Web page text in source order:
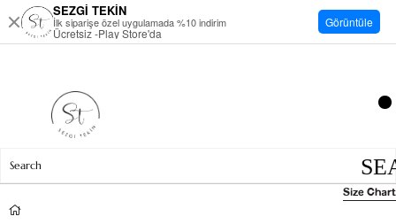
Size Chart
SEZGİ TEKİN
İlk siparişe özel uygulamada %10 indirim
Ücretsiz -Play Store'da
Görüntüle